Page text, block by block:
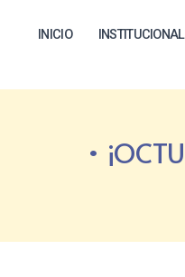
INICIO INSTITUCIONAL